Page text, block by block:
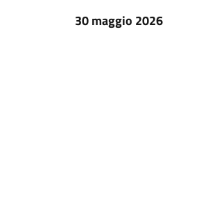
30 maggio 2026